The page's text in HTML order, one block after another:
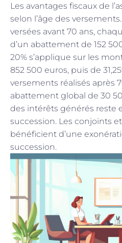
Les avantages fiscaux de
selon l’âge des
versées avant 70 ans,
d’un abattement de 152
20% s’applique sur les
852 500 euros, puis de
versements réalisés après
abattement global de 30
des intérêts générés reste
succession. Les conjoints
bénéficient d’une
succession.